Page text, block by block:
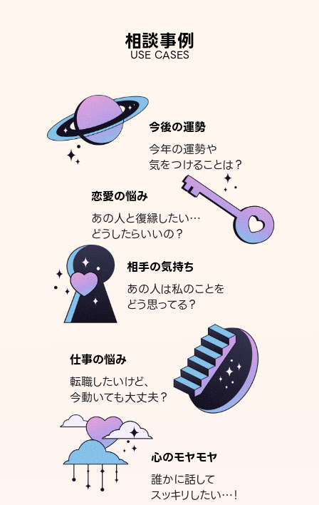
相談事例
USE CASES
今後の運勢
今年の運勢や
気をつけることは？
恋愛の悩み
あの人と復縁したい…
どうしたらいいの？
相手の気持ち
あの人は私のことを
どう思ってる？
仕事の悩み
転職したいけど、
今動いても大丈夫？
心のモヤモヤ
誰かに話して
スッキリしたい…！